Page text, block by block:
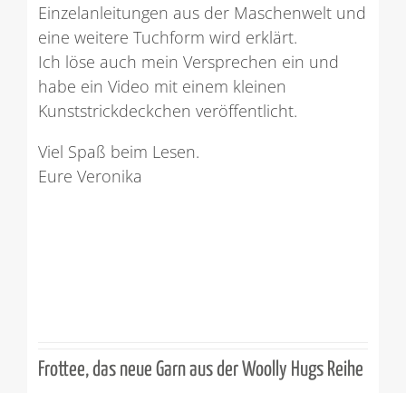
Einzelanleitungen aus der Maschenwelt und
eine weitere Tuchform wird erklärt.
Ich löse auch mein Versprechen ein und
habe ein Video mit einem kleinen
Kunststrickdeckchen veröffentlicht.
Viel Spaß beim Lesen.
Eure Veronika
Frottee, das neue Garn aus der Woolly Hugs Reihe